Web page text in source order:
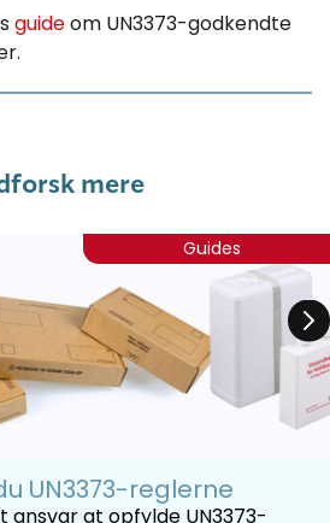
guideom UN3373-godkendte
mere
Guides
UN3373-reglerne
ansvar at opfylde UN3373-